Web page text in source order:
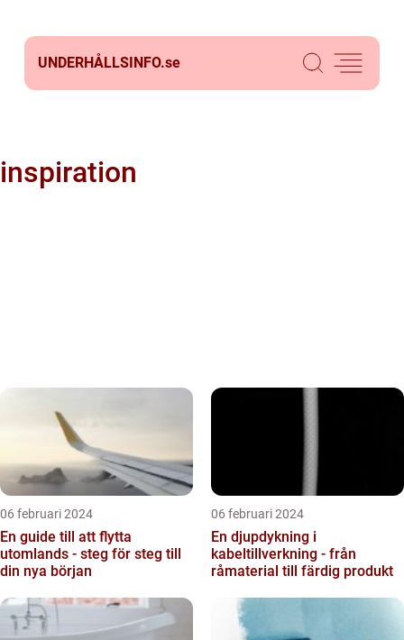
UNDERHÅLLSINFO.se
inspiration
06 februari 2024
En guide till att flytta
utomlands - steg för steg till
din nya början
06 februari 2024
En djupdykning i
kabeltillverkning - från
råmaterial till färdig produkt